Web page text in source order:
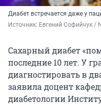
Диабет встречается даже у
Источник: Евгений Софийчук /
Сахарный диабет
последние 10 лет. У
диагностировать в
заявила доцент
диабетологии